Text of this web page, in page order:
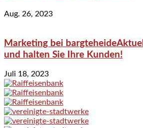
Aug. 26, 2023
Marketing bei
und halten Sie Ihre Kunden!
Juli 18, 2023